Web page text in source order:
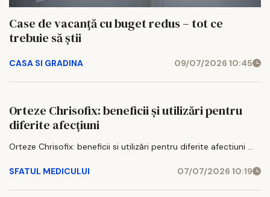
Case de vacanță cu buget redus – tot ce
trebuie să știi
CASA SI GRADINA 09/07/2026 10:45
Orteze Chrisofix: beneficii și utilizări pentru
diferite afecțiuni
Orteze Chrisofix: beneficii si utilizări pentru diferite afectiuni ...
SFATUL MEDICULUI 07/07/2026 10:19